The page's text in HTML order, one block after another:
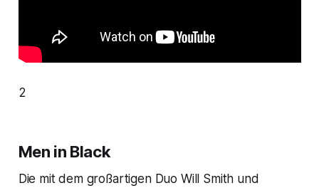
2
Men in Black
Die mit dem großartigen Duo Will Smith und